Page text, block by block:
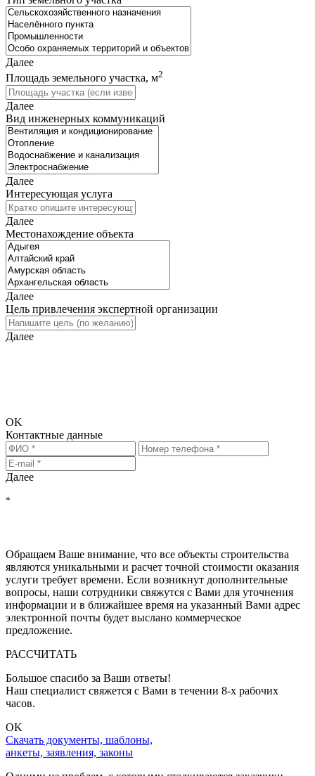
Далее
Площадь земельного участка, м2
Далее
Вид инженерных коммуникаций
Далее
Интересующая услуга
Далее
Местонахождение объекта
Далее
Цель привлечения экспертной организации
Далее
OK
Контактные данные
Далее
*
Обращаем Ваше внимание, что все объекты строительства
являются уникальными и расчет точной стоимости оказания
услуги требует времени. Если возникнут дополнительные
вопросы, наши сотрудники свяжутся с Вами для уточнения
информации и в ближайшее время на указанный Вами адрес
электронной почты будет выслано коммерческое
предложение.
РАССЧИТАТЬ
Большое спасибо за Ваши ответы!
Наш специалист свяжется с Вами в течении 8-x рабочих
часов.
OK
Скачать документы, шаблоны,
анкеты, заявления, законы